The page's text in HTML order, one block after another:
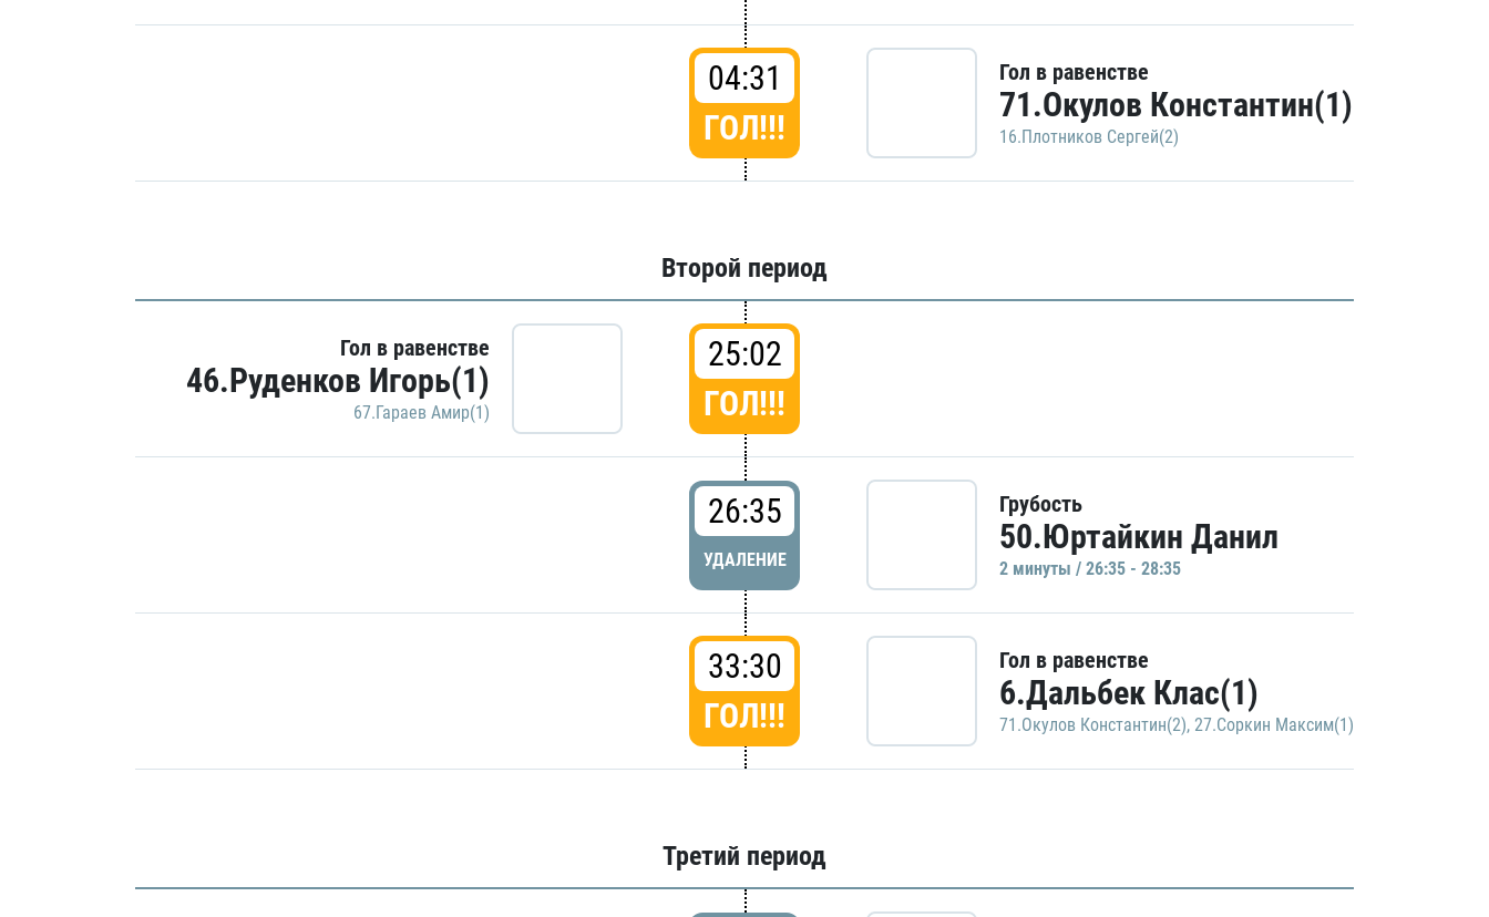
04:31
ГОЛ!!!
Гол в равенстве
71.Окулов Константин(1)
16.Плотников Сергей(2)
Второй период
Гол в равенстве
46.Руденков Игорь(1)
67.Гараев Амир(1)
25:02
ГОЛ!!!
26:35
УДАЛЕНИЕ
Грубость
50.Юртайкин Данил
2 минуты / 26:35 - 28:35
33:30
ГОЛ!!!
Гол в равенстве
6.Дальбек Клас(1)
71.Окулов Константин(2), 27.Соркин Максим(1)
Третий период